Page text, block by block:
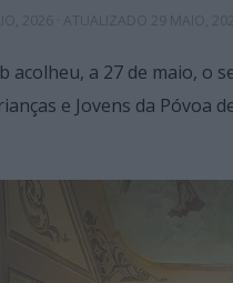
acolheu, a 27 de maio, o
e Jovens da Póvoa